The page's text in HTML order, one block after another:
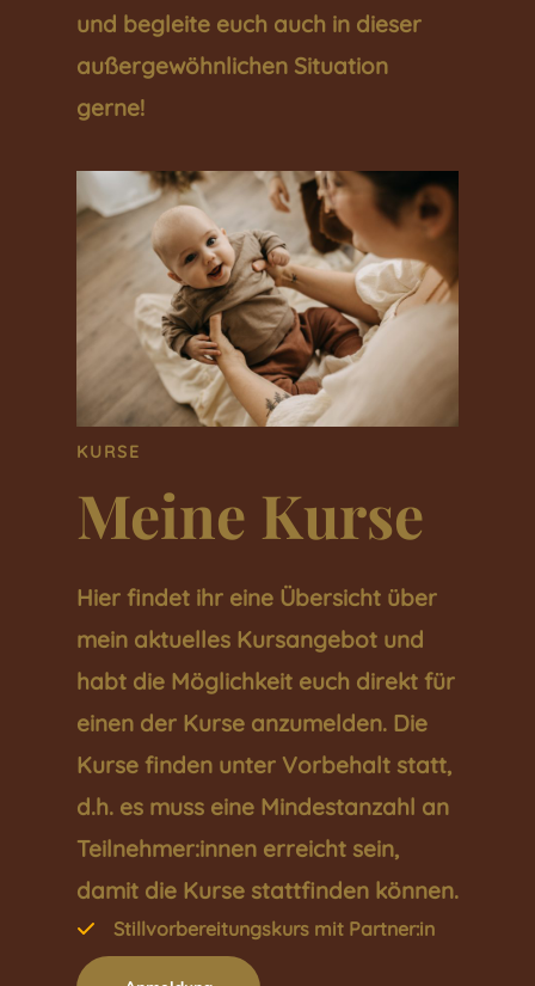
und begleite euch auch in dieser
außergewöhnlichen Situation
gerne!
KURSE
Meine Kurse
Hier findet ihr eine Übersicht über
mein aktuelles Kursangebot und
habt die Möglichkeit euch direkt für
einen der Kurse anzumelden. Die
Kurse finden unter Vorbehalt statt,
d.h. es muss eine Mindestanzahl an
Teilnehmer:innen erreicht sein,
damit die Kurse stattfinden können.
Stillvorbereitungskurs mit Partner:in